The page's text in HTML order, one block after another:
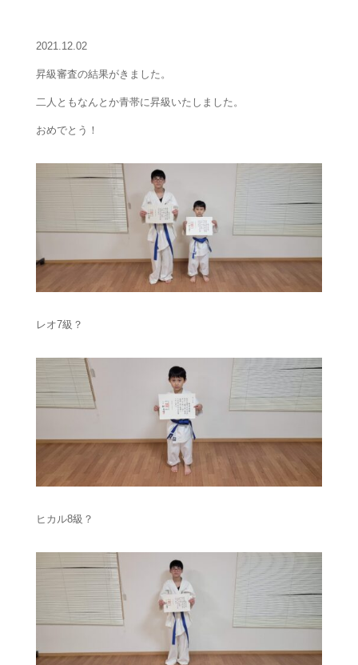
2021.12.02
昇級審査の結果がきました。
二人ともなんとか青帯に昇級いたしました。
おめでとう！
レオ7級？
ヒカル8級？